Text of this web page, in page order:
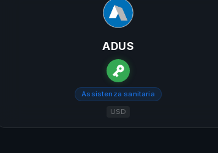
ADUS
Assistenza sanitaria
USD